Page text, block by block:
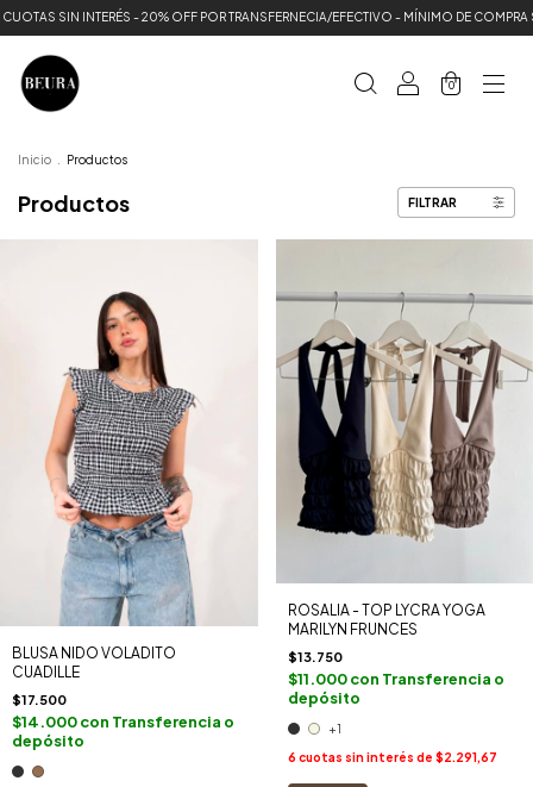
- 20% OFF POR TRANSFERNECIA/EFECTIVO - MÍNIMO DE COMPRA $80.000 ❤️
0
Inicio Productos
Productos FILTRAR
BLUSA NIDO VOLADITO
CUADILLE
$17.500
$14.000con Transferencia o
depósito
ROSALIA - TOP LYCRA YOGA
MARILYN FRUNCES
$13.750
$11.000con Transferencia o
depósito
+1
6 cuotas sin interés de $2.291,67